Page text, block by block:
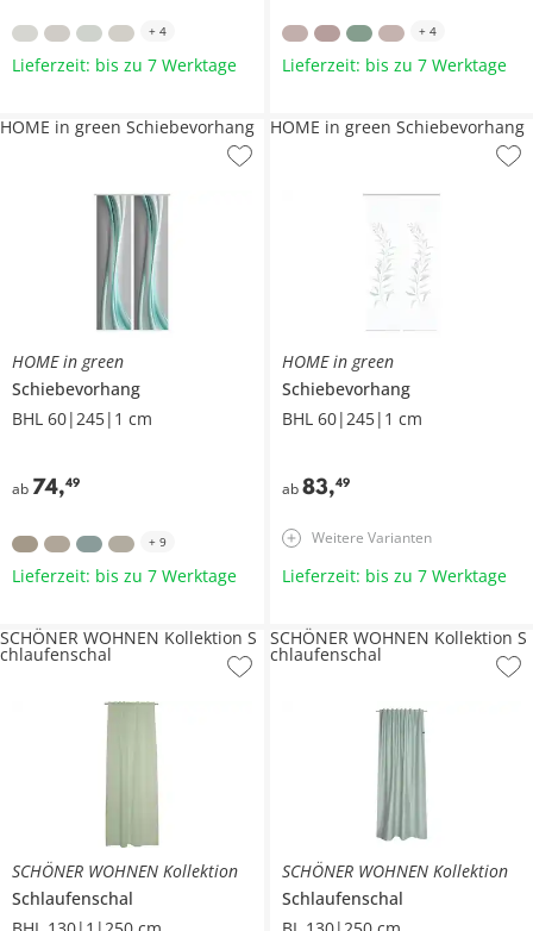
+ 4
Lieferzeit: bis zu 7 Werktage
+ 4
Lieferzeit: bis zu 7 Werktage
HOME in green
Schiebevorhang
BHL 60|245|1 cm
ab 74,49
HOME in green Schiebevorhang
+ 9
Lieferzeit: bis zu 7 Werktage
HOME in green
Schiebevorhang
BHL 60|245|1 cm
ab 83,49
HOME in green Schiebevorhang
Weitere Varianten
Lieferzeit: bis zu 7 Werktage
SCHÖNER WOHNEN Kollektion
Schlaufenschal
SCHÖNER WOHNEN Kollektion S
chlaufenschal
SCHÖNER WOHNEN Kollektion
Schlaufenschal
SCHÖNER WOHNEN Kollektion S
chlaufenschal